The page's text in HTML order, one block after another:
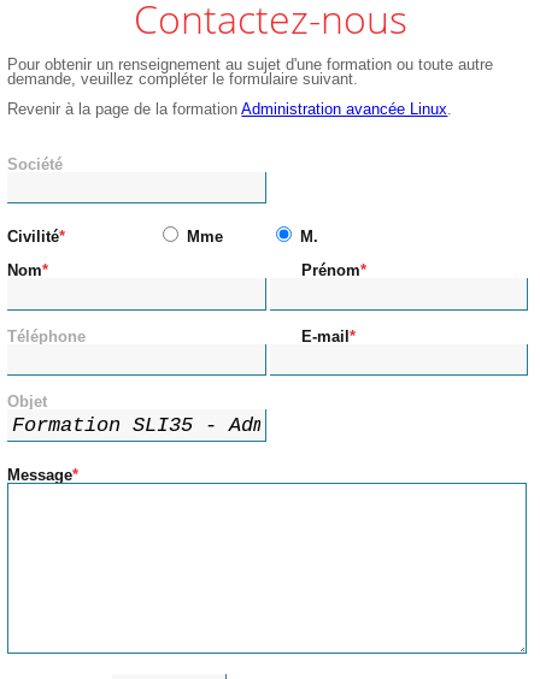
Contactez-nous
Pour obtenir un renseignement au sujet d'une formation ou toute autre
demande, veuillez compléter le formulaire suivant.
Revenir à la page de la formationAdministration avancée Linux
Société
Civilité Mme
M.
Nom
Prénom
Téléphone E-mail
Objet
Message